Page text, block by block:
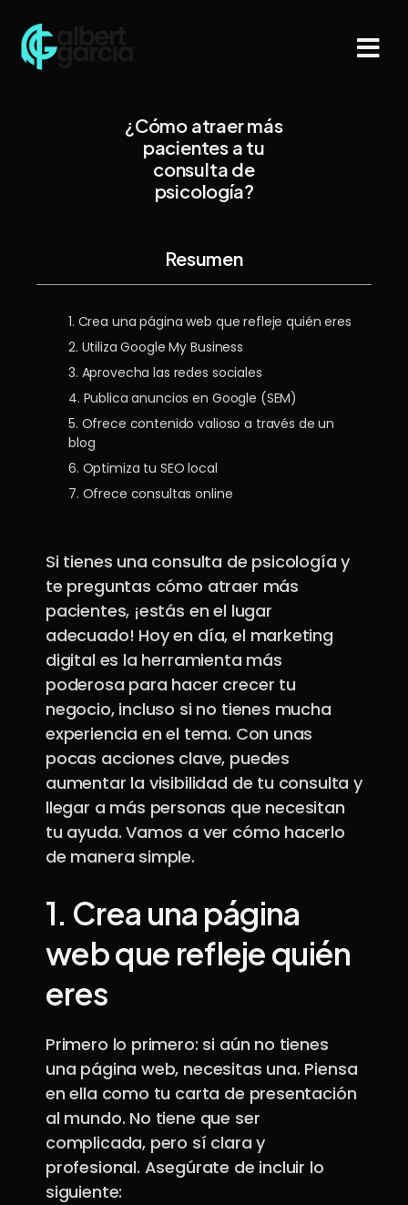
¿Cómo atraer más
pacientes a tu
consulta de
psicología?
Resumen
1. Crea una página web que refleje quién eres
2. Utiliza Google My Business
3. Aprovecha las redes sociales
4. Publica anuncios en Google (SEM)
5. Ofrece contenido valioso a través de un
blog
6. Optimiza tu SEO local
7. Ofrece consultas online
Si tienes una consulta de psicología y
te preguntas cómo atraer más
pacientes, ¡estás en el lugar
adecuado! Hoy en día, el marketing
digital es la herramienta más
poderosa para hacer crecer tu
negocio, incluso si no tienes mucha
experiencia en el tema. Con unas
pocas acciones clave, puedes
aumentar la visibilidad de tu consulta y
llegar a más personas que necesitan
tu ayuda. Vamos a ver cómo hacerlo
de manera simple.
1. Crea una página
web que refleje quién
eres
Primero lo primero: si aún no tienes
una página web, necesitas una. Piensa
en ella como tu carta de presentación
al mundo. No tiene que ser
complicada, pero sí clara y
profesional. Asegúrate de incluir lo
siguiente: